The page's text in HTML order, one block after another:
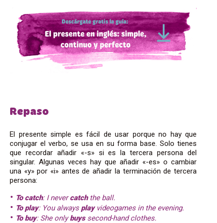
Repaso
El presente simple es fácil de usar porque no hay que
conjugar el verbo, se usa en su forma base. Solo tienes
que recordar añadir «-s» si es la tercera persona del
singular. Algunas veces hay que añadir «-es» o cambiar
una «y» por «i» antes de añadir la terminación de tercera
persona:
To catch: I nevercatchthe ball.
To play: You alwaysplayvideogames in the evening.
To buy: She onlybuyssecond-hand clothes.